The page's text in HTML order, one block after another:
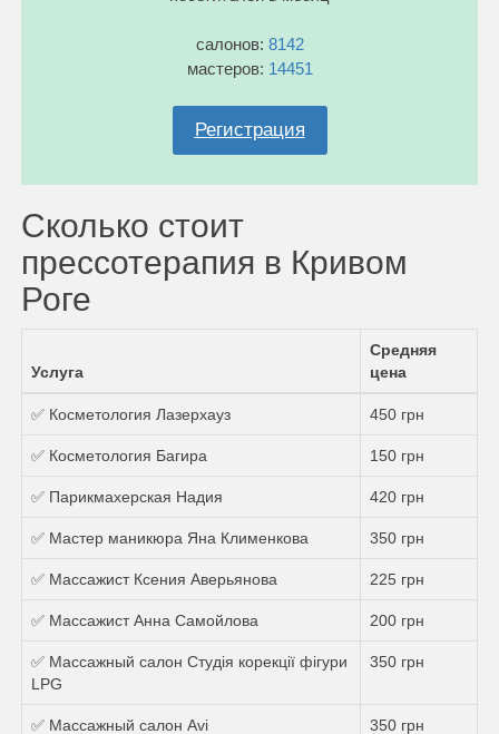
салонов: 8142
мастеров: 14451
Регистрация
Сколько стоит
прессотерапия в Кривом
Роге
Услуга
Средняя
цена
✅ Косметология Лазерхауз 450 грн
✅ Косметология Багира 150 грн
✅ Парикмахерская Надия 420 грн
✅ Мастер маникюра Яна Клименкова 350 грн
✅ Массажист Ксения Аверьянова 225 грн
✅ Массажист Анна Самойлова 200 грн
✅ Массажный салон Студія корекції фігури
LPG
350 грн
✅ Массажный салон Avi 350 грн